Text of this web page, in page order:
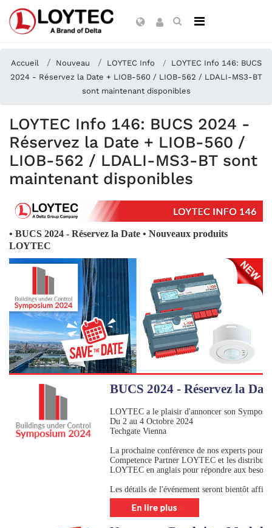
Accueil Nouveau LOYTEC Info
LOYTEC Info 146: BUCS
2024 - Réservez la Date + LIOB-560 / LIOB-562 / LDALI-MS3-BT
sont maintenant disponibles
LOYTEC Info 146: BUCS 2024 -
Réservez la Date + LIOB-560 /
LIOB-562 / LDALI-MS3-BT sont
maintenant disponibles